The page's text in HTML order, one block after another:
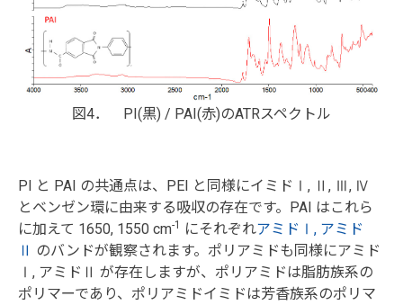
図4． PI(黒) / PAI(赤)のATRスペクトル
PI と PAI の共通点は、PEI と同様にイミドⅠ, Ⅱ, Ⅲ, Ⅳ
とベンゼン環に由来する吸収の存在です。PAI はこれら
に加えて 1650, 1550 cm-1 にそれぞれアミドⅠ, アミド
Ⅱ のバンドが観察されます。ポリアミドも同様にアミド
Ⅰ, アミドⅡ が存在しますが、ポリアミドは脂肪族系の
ポリマーであり、ポリアミドイミドは芳香族系のポリマ